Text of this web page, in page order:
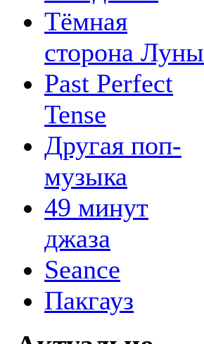
Тёмная
сторона Луны
Past Perfect
Tense
Другая поп-
музыка
49 минут
джаза
Seance
Пакгауз